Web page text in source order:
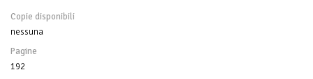
Copie disponibili
nessuna
Pagine
192